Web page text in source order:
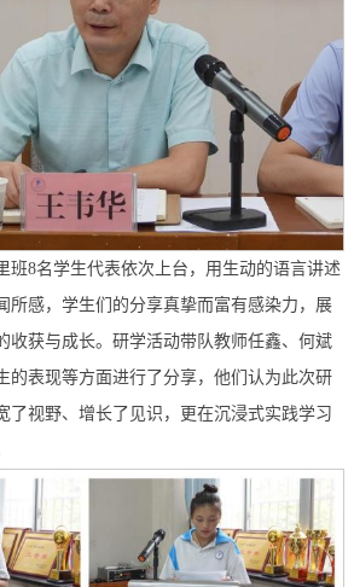
班8名学生代表依次上台，用生动的语言讲述
所感，学生们的分享真挚而富有感染力，展
收获与成长。研学活动带队教师任鑫、何斌
的表现等方面进行了分享，他们认为此次研
了视野、增长了见识，更在沉浸式实践学习